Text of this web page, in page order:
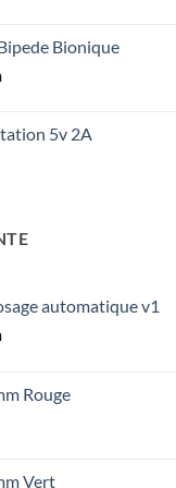
Bionique
5v 2A
automatique v1
Rouge
Vert